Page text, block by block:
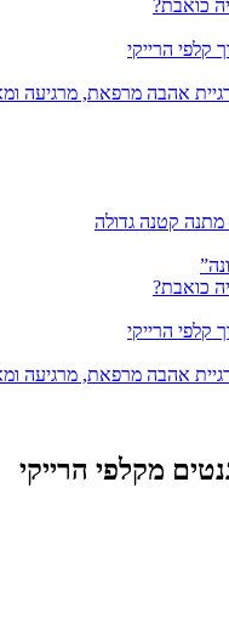
כואבת?
קלפי הרייקי
אהבה מרפאת, מרגיעה
כואבת?
קלפי הרייקי
אהבה מרפאת, מרגיעה
מקלפי הרייקי